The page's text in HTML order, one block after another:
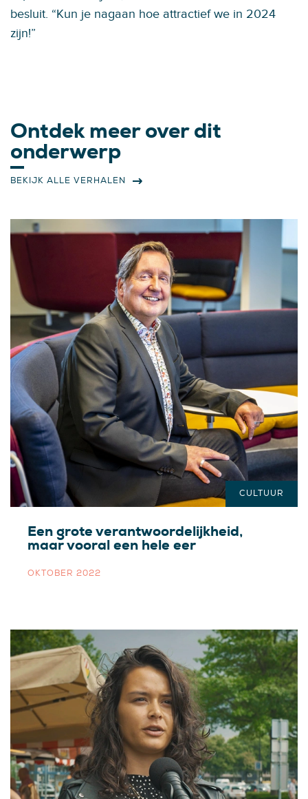
besluit. “Kun je nagaan hoe attractief we in 2024
zijn!”
Ontdek meer over dit
onderwerp
Een grote verantwoordelijkheid,
maar vooral een hele eer
OKTOBER 2022
CULTUUR
BEKIJK ALLE VERHALEN